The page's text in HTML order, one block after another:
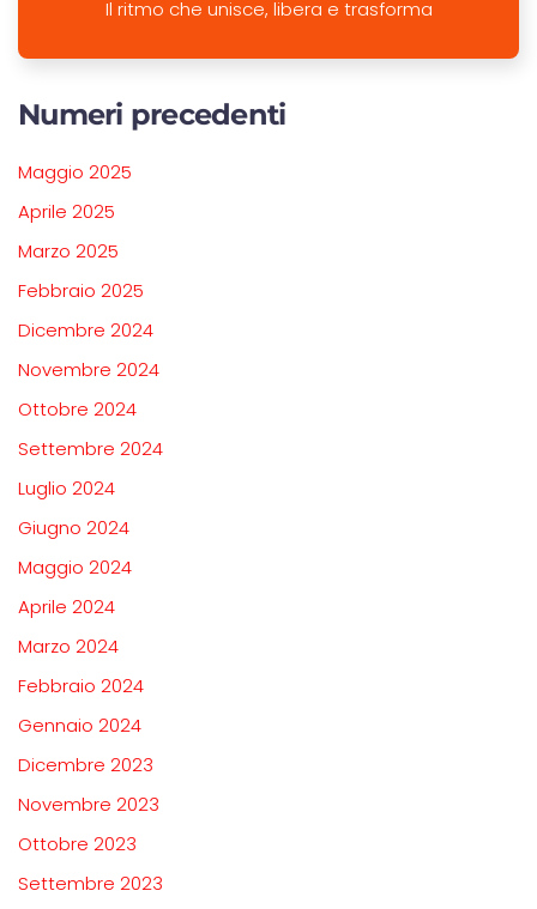
Il ritmo che unisce, libera e trasforma
Numeri precedenti
Maggio 2025
Aprile 2025
Marzo 2025
Febbraio 2025
Dicembre 2024
Novembre 2024
Ottobre 2024
Settembre 2024
Luglio 2024
Giugno 2024
Maggio 2024
Aprile 2024
Marzo 2024
Febbraio 2024
Gennaio 2024
Dicembre 2023
Novembre 2023
Ottobre 2023
Settembre 2023